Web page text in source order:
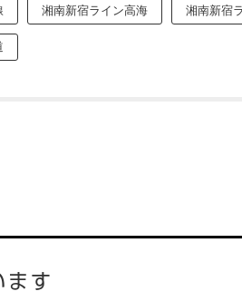
湘南新宿ライン高海 湘南新宿
ます